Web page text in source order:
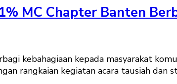
MC Chapter Banten
kebahagiaan kepada masyarakat
rangkaian kegiatan acara tausiah dan